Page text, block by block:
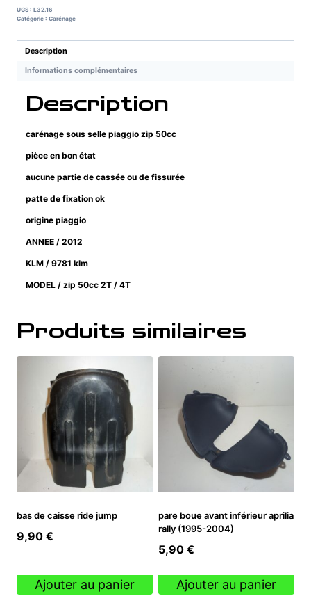
sous
selle
zip
50cc
UGS : L32.16
Catégorie : Carénage
Description
Informations complémentaires
Description
carénage sous selle piaggio zip 50cc
pièce en bon état
aucune partie de cassée ou de fissurée
patte de fixation ok
origine piaggio
ANNEE / 2012
KLM / 9781 klm
MODEL / zip 50cc 2T / 4T
Produits similaires
bas de caisse ride jump
9,90 €
Ajouter au panier
pare boue avant inférieur aprilia
rally (1995-2004)
5,90 €
Ajouter au panier